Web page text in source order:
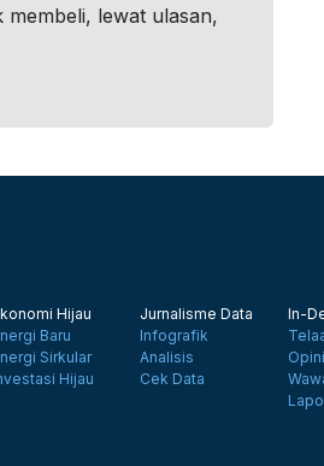
lewat ulasan,
Hijau
Baru
Sirkular
Hijau
Jurnalisme Data
Infografik
Analisis
Cek Data
In-
Opini